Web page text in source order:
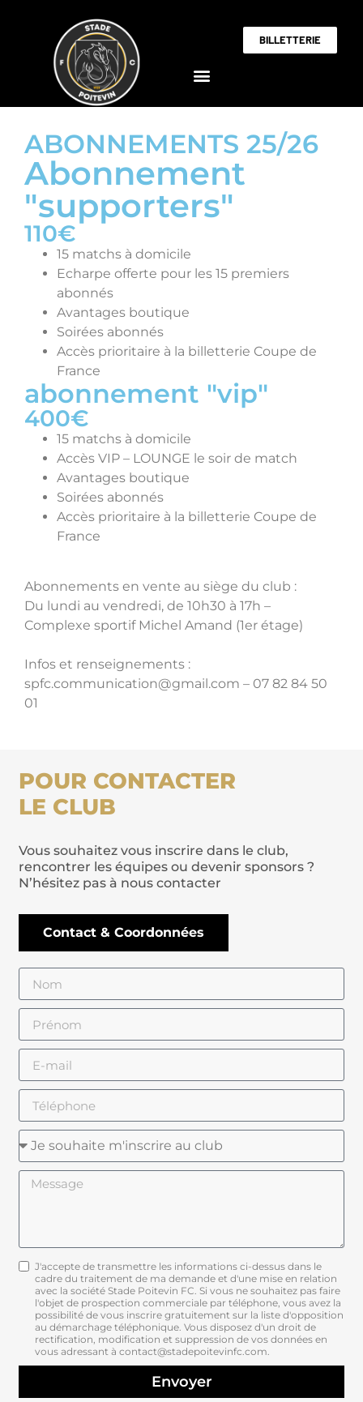
BILLETTERIE
ABONNEMENTS 25/26
Abonnement
"supporters"
110€
15 matchs à domicile
Echarpe offerte pour les 15 premiers
abonnés
Avantages boutique
Soirées abonnés
Accès prioritaire à la billetterie Coupe de
France
abonnement "vip"
400€
15 matchs à domicile
Accès VIP – LOUNGE le soir de match
Avantages boutique
Soirées abonnés
Accès prioritaire à la billetterie Coupe de
France
Abonnements en vente au siège du club :
Du lundi au vendredi, de 10h30 à 17h –
Complexe sportif Michel Amand (1er étage)
Infos et renseignements :
spfc.communication@gmail.com – 07 82 84 50
01
POUR CONTACTER
LE CLUB
Vous souhaitez vous inscrire dans le club,
rencontrer les équipes ou devenir sponsors ?
N’hésitez pas à nous contacter
Contact & Coordonnées
J'accepte de transmettre les informations ci-dessus dans le
cadre du traitement de ma demande et d'une mise en relation
avec la société Stade Poitevin FC. Si vous ne souhaitez pas faire
l'objet de prospection commerciale par téléphone, vous avez la
possibilité de vous inscrire gratuitement sur la liste d'opposition
au démarchage téléphonique. Vous disposez d'un droit de
rectification, modification et suppression de vos données en
vous adressant à contact@stadepoitevinfc.com.
Envoyer